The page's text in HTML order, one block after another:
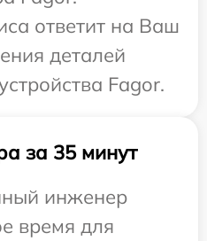
ответит на Ваш
деталей
Fagor.
за 35 минут
инженер
время для